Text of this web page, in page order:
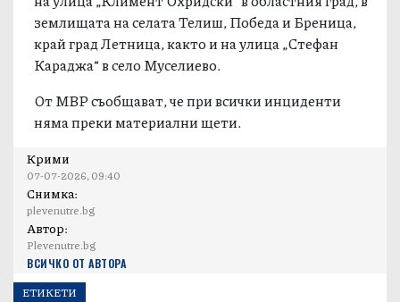
Крими
07-07-2026, 09:40
Снимка:
plevenutre.bg
Автор:
Plevenutre.bg
ВСИЧКО ОТ АВТОРА
землищата на селата Телиш, Победа и Бреница,
край град Летница, както и на улица „Стефан
Караджа“ в село Муселиево.
От МВР съобщават, че при всички инциденти
няма преки материални щети.
ЕТИКЕТИ